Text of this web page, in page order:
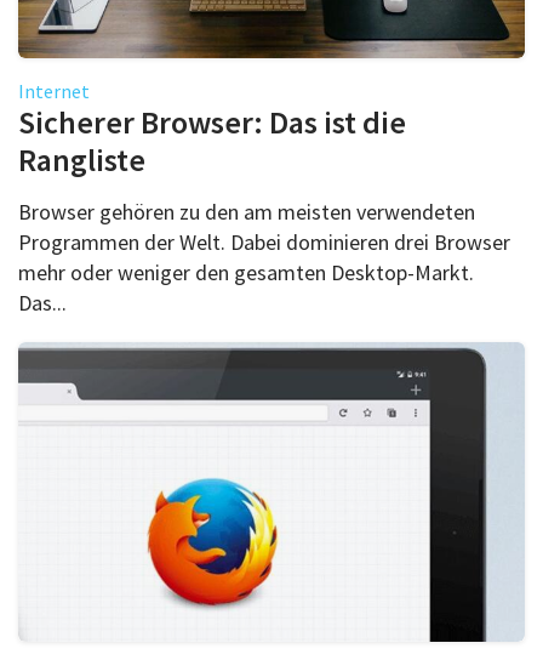
Internet
Sicherer Browser: Das ist die
Rangliste
Browser gehören zu den am meisten verwendeten
Programmen der Welt. Dabei dominieren drei Browser
mehr oder weniger den gesamten Desktop-Markt.
Das...